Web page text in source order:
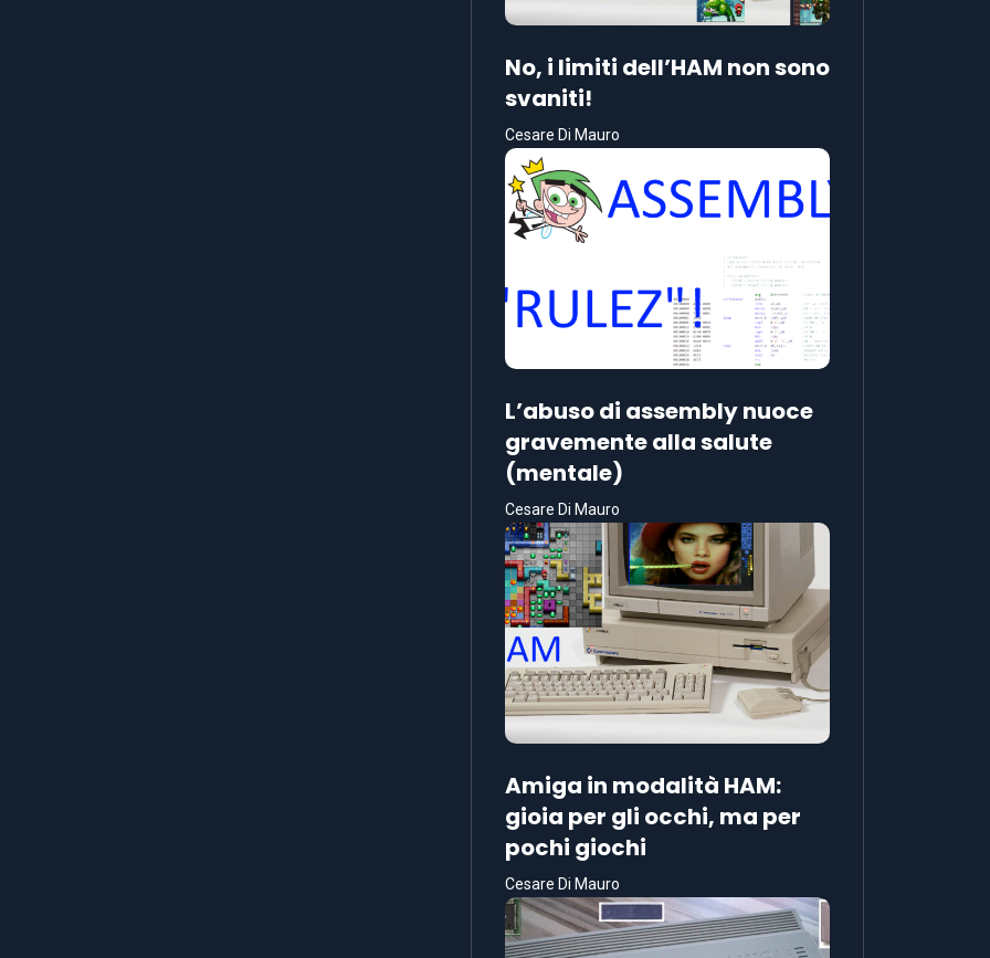
No, i limiti dell’HAM non sono
svaniti!
Cesare Di Mauro
L’abuso di assembly nuoce
gravemente alla salute
(mentale)
Cesare Di Mauro
Amiga in modalità HAM:
gioia per gli occhi, ma per
pochi giochi
Cesare Di Mauro